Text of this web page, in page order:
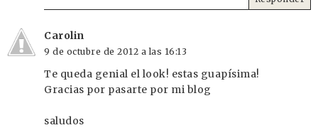
Carolin
9 de octubre de 2012 a las 16:13
Te queda genial el look! estas guapísima!
Gracias por pasarte por mi blog
saludos